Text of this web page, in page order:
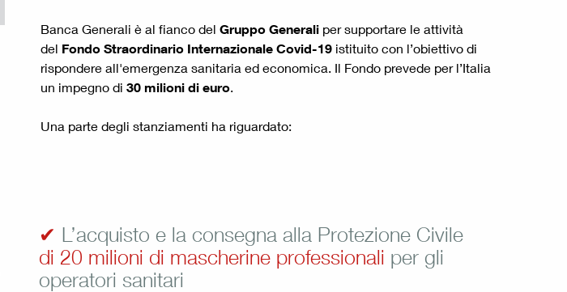
Banca Generali è al fianco del Gruppo Generali per supportare le attività
del Fondo Straordinario Internazionale Covid-19 istituito con l’obiettivo di
rispondere all'emergenza sanitaria ed economica. Il Fondo prevede per l’Italia
un impegno di 30 milioni di euro.
Una parte degli stanziamenti ha riguardato:
✔ L’acquisto e la consegna alla Protezione Civile
di 20 milioni di mascherine professionali per gli
operatori sanitari